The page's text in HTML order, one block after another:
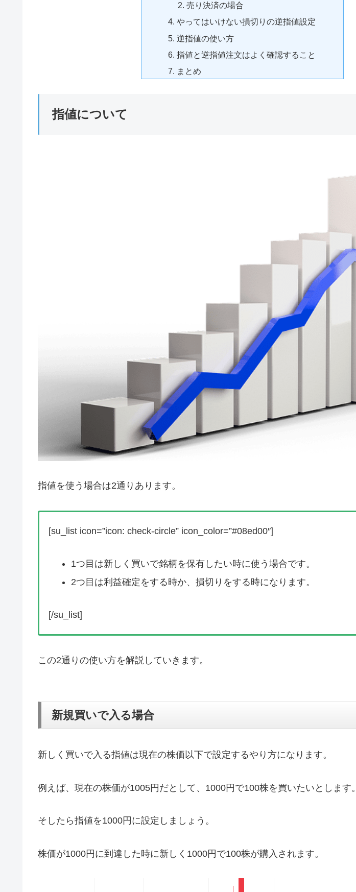
売り決済の場合
やってはいけない損切りの逆指値設定
逆指値の使い方
指値と逆指値注文はよく確認すること
まとめ
指値について
指値を使う場合は2通りあります。
[su_list icon=”icon: check-circle” icon_color=”#08ed00″]
1つ目は新しく買いで銘柄を保有したい時に使う場合です。
2つ目は利益確定をする時か、損切りをする時になります。
[/su_list]
この2通りの使い方を解説していきます。
新規買いで入る場合
新しく買いで入る指値は現在の株価以下で設定するやり方になります。
例えば、現在の株価が1005円だとして、1000円で100株を買いたいとします。
そしたら指値を1000円に設定しましょう。
株価が1000円に到達した時に新しく1000円で100株が購入されます。